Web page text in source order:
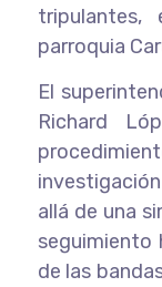
tripulantes,
parroquia
El
Richard
allá de una
seguimiento
de las